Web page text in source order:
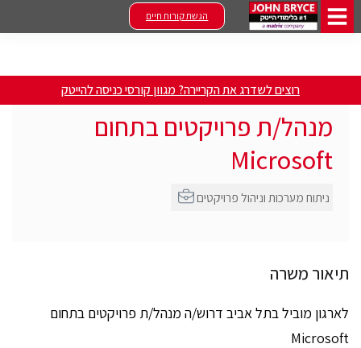
הגשת קורות חיים
רוצים לשדרג את הקריירה? מגוון קורסי כניסה להייטק
מנהל/ת פרויקטים בתחום
Microsoft
תיאור משרה
לארגון מוביל בתל אביב דרוש/ה מנהל/ת פרויקטים בתחום
Microsoft